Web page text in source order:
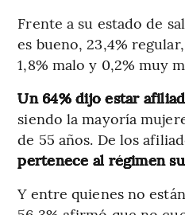
Frente a su estado de
es bueno, 23,4%
1,8% malo y 0,2% muy
Un 64% dijo estar
siendo la mayoría
de 55 años. De los
pertenece al régimen
Y entre quienes no